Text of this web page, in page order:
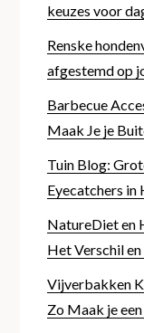
keuzes voor
Renske
afgestemd op
Barbecue
Maak Je je
Tuin Blog:
Eyecatchers in
NatureDiet en
Het Verschil
Vijverbakken
Zo Maak je